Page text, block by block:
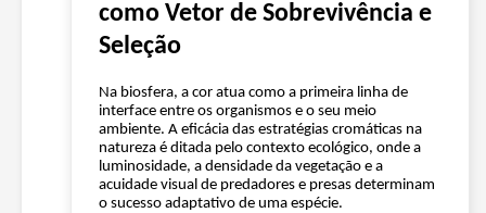
como Vetor de Sobrevivência e
Seleção
Na biosfera, a cor atua como a primeira linha de
interface entre os organismos e o seu meio
ambiente. A eficácia das estratégias cromáticas na
natureza é ditada pelo contexto ecológico, onde a
luminosidade, a densidade da vegetação e a
acuidade visual de predadores e presas determinam
o sucesso adaptativo de uma espécie.